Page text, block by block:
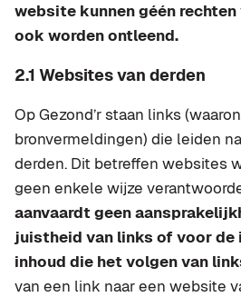
website kunnen géén rechten
ook worden ontleend.
2.1 Websites van derden
Op Gezond’r staan links
bronvermeldingen) die leiden
derden. Dit betreffen websites
geen enkele wijze
aanvaardt geen
juistheid van links of voor
inhoud die het volgen van
van een link naar een website